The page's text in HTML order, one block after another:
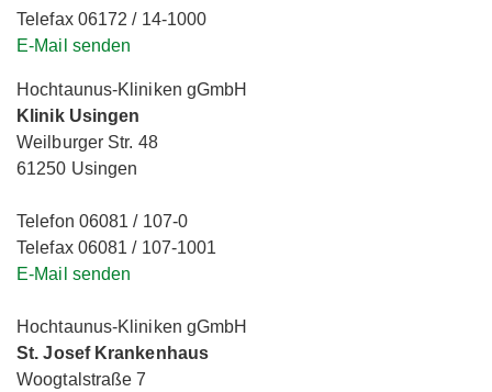
Telefax 06172 / 14-1000
E-Mail senden
Hochtaunus-Kliniken gGmbH
Klinik Usingen
Weilburger Str. 48
61250 Usingen
Telefon 06081 / 107-0
Telefax 06081 / 107-1001
E-Mail senden
Hochtaunus-Kliniken gGmbH
St. Josef Krankenhaus
Woogtalstraße 7